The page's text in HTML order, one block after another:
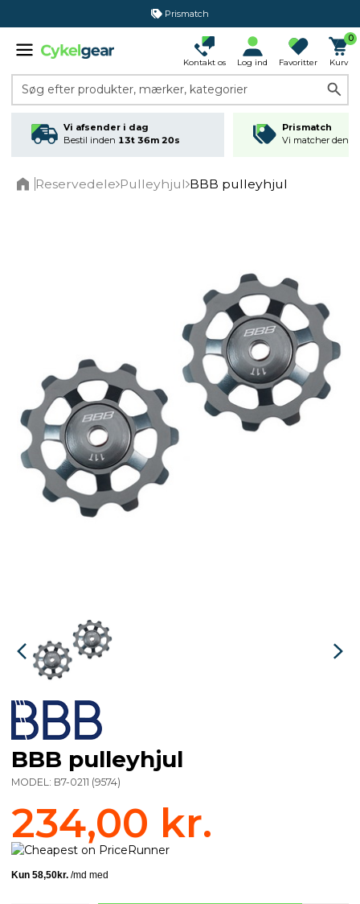
Prismatch
Kontakt os Log ind Favoritter
0
Kurv
Søg efter produkter, mærker, kategorier
Vi afsender i dag
Bestil inden 13t 36m 20s
Prismatch
Vi matcher den
Reservedele Pulleyhjul BBB pulleyhjul
BBB pulleyhjul
MODEL: B7-0211 (9574)
234,00 kr.